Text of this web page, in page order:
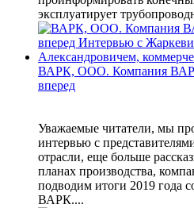
эксплуатирует
ВАРК, ООО. Компания
вперед
Уважаемые читатели, мы
интервью с
отрасли, еще больше
планах производства,
подводим итоги 2019 года
ВАРК....